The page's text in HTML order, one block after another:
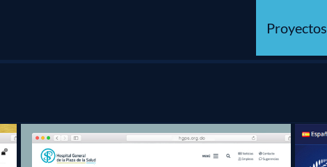
Proyectos